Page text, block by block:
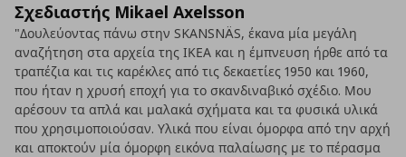
Σχεδιαστής Mikael Axelsson
"Δουλεύοντας πάνω στην SKANSNÄS, έκανα μία μεγάλη
αναζήτηση στα αρχεία της ΙΚΕΑ και η έμπνευση ήρθε από τα
τραπέζια και τις καρέκλες από τις δεκαετίες 1950 και 1960,
που ήταν η χρυσή εποχή για το σκανδιναβικό σχέδιο. Μου
αρέσουν τα απλά και μαλακά σχήματα και τα φυσικά υλικά
που χρησιμοποιούσαν. Υλικά που είναι όμορφα από την αρχή
και αποκτούν μία όμορφη εικόνα παλαίωσης με το πέρασμα